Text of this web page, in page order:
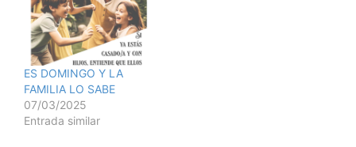
ES DOMINGO Y LA
FAMILIA LO SABE
07/03/2025
Entrada similar